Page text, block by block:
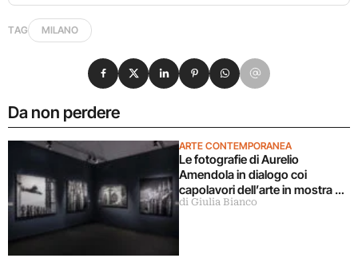
TAG MILANO
Da non perdere
ARTE CONTEMPORANEA
Le fotografie di Aurelio
Amendola in dialogo coi
capolavori dell’arte in mostra a
Milano
di Giulia Bianco
Condividi su Facebook
Condividi su X
Condividi su LinkedIn
Condividi su Pinterest
Condividi su WhatsApp
Condividi su Email